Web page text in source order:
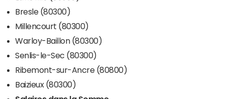
Bresle (80300)
Millencourt (80300)
Warloy-Baillon (80300)
Senlis-le-Sec (80300)
Ribemont-sur-Ancre (80800)
Baizieux (80300)